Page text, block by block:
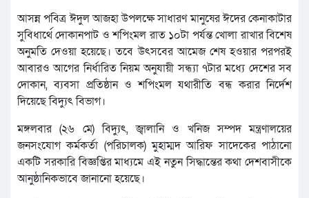
আসন্ন পবিত্র ঈদুল আজহা উপলক্ষে সাধারণ মানুষের ঈদের কেনাকাটার
সুবিধার্থে দোকানপাট ও শপিংমল রাত ১০টা পর্যন্ত খোলা রাখার বিশেষ
অনুমতি দেওয়া হয়েছে। তবে উৎসবের আমেজ শেষ হওয়ার পরপরই
আবারও আগের নির্ধারিত নিয়ম অনুযায়ী সন্ধ্যা ৭টার মধ্যে দেশের সব
দোকান, ব্যবসা প্রতিষ্ঠান ও শপিংমল যথারীতি বন্ধ করার নির্দেশ
দিয়েছে বিদ্যুৎ বিভাগ।
মঙ্গলবার (২৬ মে) বিদ্যুৎ, জ্বালানি ও খনিজ সম্পদ মন্ত্রণালয়ের
জনসংযোগ কর্মকর্তা (পরিচালক) মুহাম্মদ আরিফ সাদেকের পাঠানো
একটি সরকারি বিজ্ঞপ্তির মাধ্যমে এই নতুন সিদ্ধান্তের কথা দেশবাসীকে
আনুষ্ঠানিকভাবে জানানো হয়েছে।